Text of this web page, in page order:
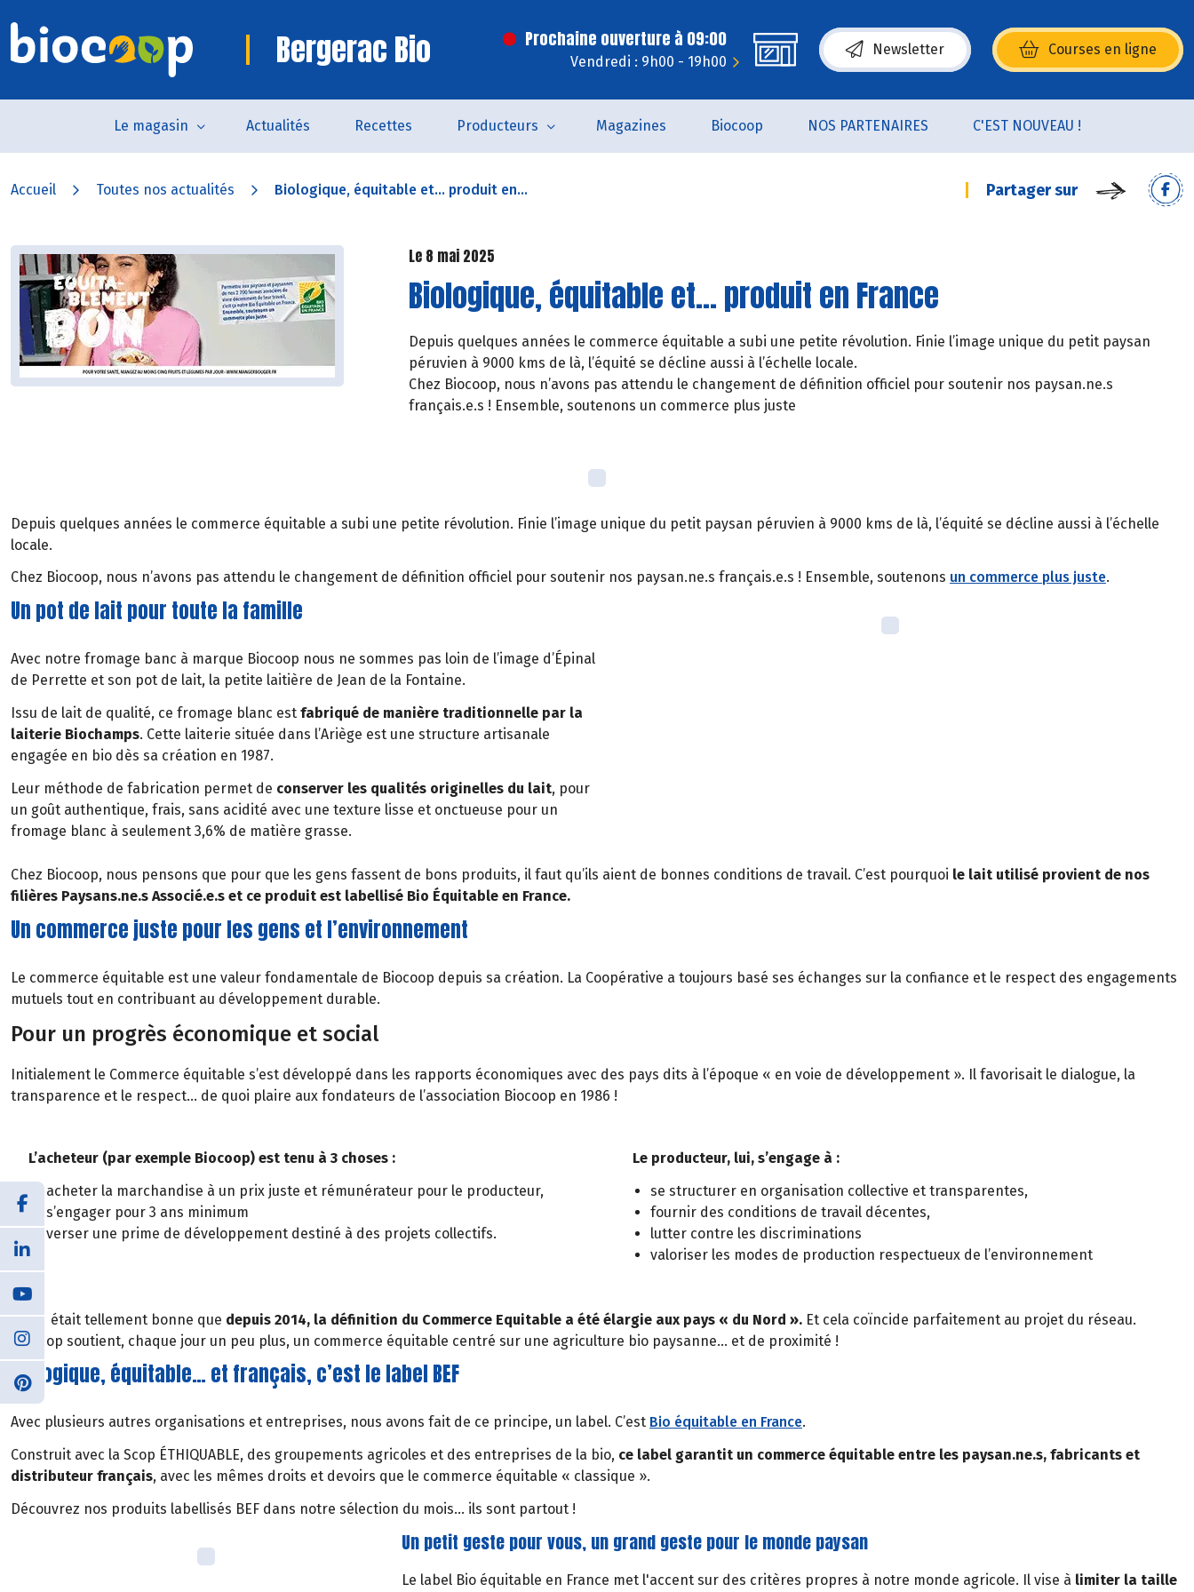
Bergerac Bio Prochaine ouverture à 09:00
Vendredi : 9h00 - 19h00
Newsletter Courses en ligne
(s’ouvre dans une nouvelle fenêtre)
Le magasin Actualités Recettes Producteurs Magazines Biocoop NOS PARTENAIRES C'EST NOUVEAU !
Accueil Toutes nos actualités Biologique, équitable et… produit en... Partager sur
Le 8 mai 2025
Biologique, équitable et… produit en France
Depuis quelques années le commerce équitable a subi une petite révolution. Finie l’image unique du petit paysan
péruvien à 9000 kms de là, l’équité se décline aussi à l’échelle locale.
Chez Biocoop, nous n’avons pas attendu le changement de définition officiel pour soutenir nos paysan.ne.s
français.e.s ! Ensemble, soutenons un commerce plus juste
Depuis quelques années le commerce équitable a subi une petite révolution. Finie l’image unique du petit paysan péruvien à 9000 kms de là, l’équité se décline aussi à l’échelle
locale.
Chez Biocoop, nous n’avons pas attendu le changement de définition officiel pour soutenir nos paysan.ne.s français.e.s ! Ensemble, soutenons un commerce plus juste.
Un pot de lait pour toute la famille
Avec notre fromage banc à marque Biocoop nous ne sommes pas loin de l’image d’Épinal
de Perrette et son pot de lait, la petite laitière de Jean de la Fontaine.
Issu de lait de qualité, ce fromage blanc est fabriqué de manière traditionnelle par la
laiterie Biochamps. Cette laiterie située dans l’Ariège est une structure artisanale
engagée en bio dès sa création en 1987.
Leur méthode de fabrication permet de conserver les qualités originelles du lait, pour
un goût authentique, frais, sans acidité avec une texture lisse et onctueuse pour un
fromage blanc à seulement 3,6% de matière grasse.
Chez Biocoop, nous pensons que pour que les gens fassent de bons produits, il faut qu’ils aient de bonnes conditions de travail. C’est pourquoi le lait utilisé provient de nos
filières Paysans.ne.s Associé.e.s et ce produit est labellisé Bio Équitable en France.
Un commerce juste pour les gens et l’environnement
Le commerce équitable est une valeur fondamentale de Biocoop depuis sa création. La Coopérative a toujours basé ses échanges sur la confiance et le respect des engagements
mutuels tout en contribuant au développement durable.
Pour un progrès économique et social
Initialement le Commerce équitable s’est développé dans les rapports économiques avec des pays dits à l’époque « en voie de développement ». Il favorisait le dialogue, la
transparence et le respect… de quoi plaire aux fondateurs de l’association Biocoop en 1986 !
L’acheteur (par exemple Biocoop) est tenu à 3 choses :
acheter la marchandise à un prix juste et rémunérateur pour le producteur,
s’engager pour 3 ans minimum
verser une prime de développement destiné à des projets collectifs.
Le producteur, lui, s’engage à :
se structurer en organisation collective et transparentes,
fournir des conditions de travail décentes,
lutter contre les discriminations
valoriser les modes de production respectueux de l’environnement
L’idée était tellement bonne que depuis 2014, la définition du Commerce Equitable a été élargie aux pays « du Nord ». Et cela coïncide parfaitement au projet du réseau.
Biocoop soutient, chaque jour un peu plus, un commerce équitable centré sur une agriculture bio paysanne… et de proximité !
Biologique, équitable… et français, c’est le label BEF
Avec plusieurs autres organisations et entreprises, nous avons fait de ce principe, un label. C’est Bio équitable en France.
Construit avec la Scop ÉTHIQUABLE, des groupements agricoles et des entreprises de la bio, ce label garantit un commerce équitable entre les paysan.ne.s, fabricants et
distributeur français, avec les mêmes droits et devoirs que le commerce équitable « classique ».
Découvrez nos produits labellisés BEF dans notre sélection du mois… ils sont partout !
Un petit geste pour vous, un grand geste pour le monde paysan
Le label Bio équitable en France met l'accent sur des critères propres à notre monde agricole. Il vise à limiter la taille